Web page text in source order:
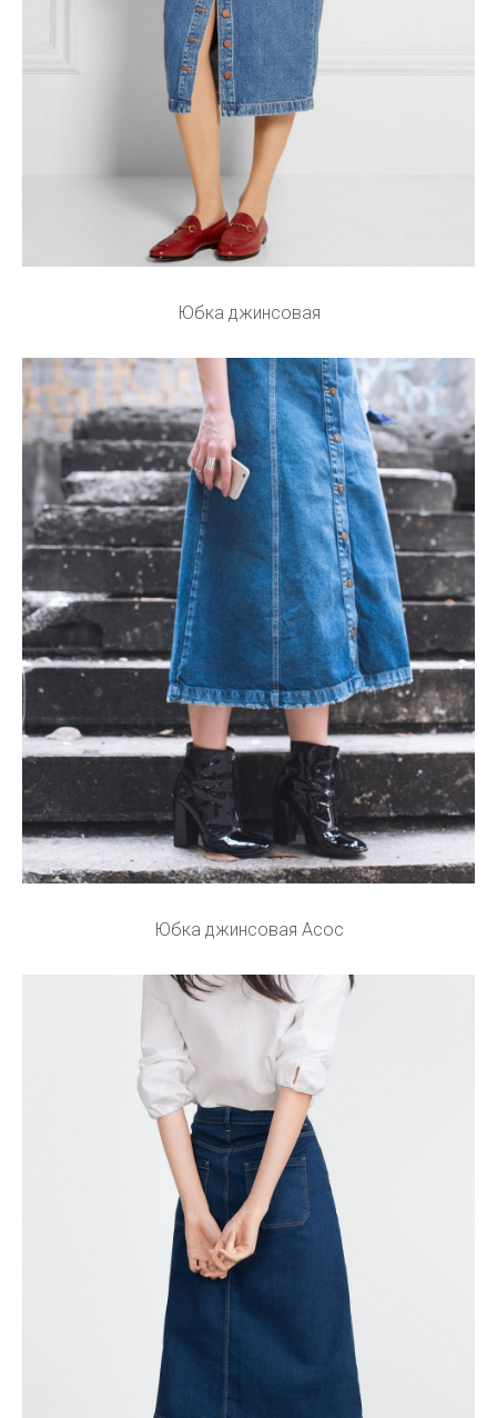
Юбка джинсовая
Юбка джинсовая Асос